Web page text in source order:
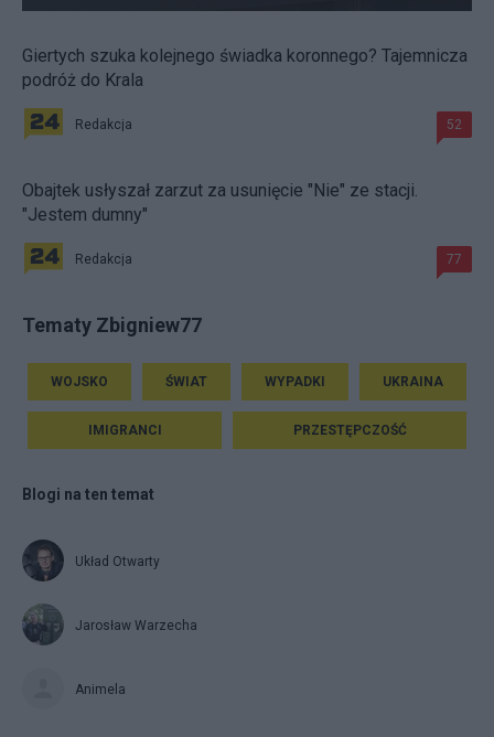
Giertych szuka kolejnego świadka koronnego? Tajemnicza
podróż do Krala
Redakcja 52
Obajtek usłyszał zarzut za usunięcie "Nie" ze stacji.
"Jestem dumny"
Redakcja 77
Tematy Zbigniew77
WOJSKO ŚWIAT WYPADKI UKRAINA
IMIGRANCI PRZESTĘPCZOŚĆ
Blogi na ten temat
Układ Otwarty
Jarosław Warzecha
Animela